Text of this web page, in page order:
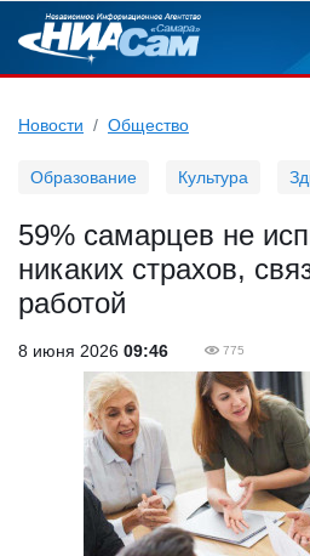
Новости Общество
Образование Культура
59% самарцев не
никаких страхов,
работой
8 июня 2026 09:46 775